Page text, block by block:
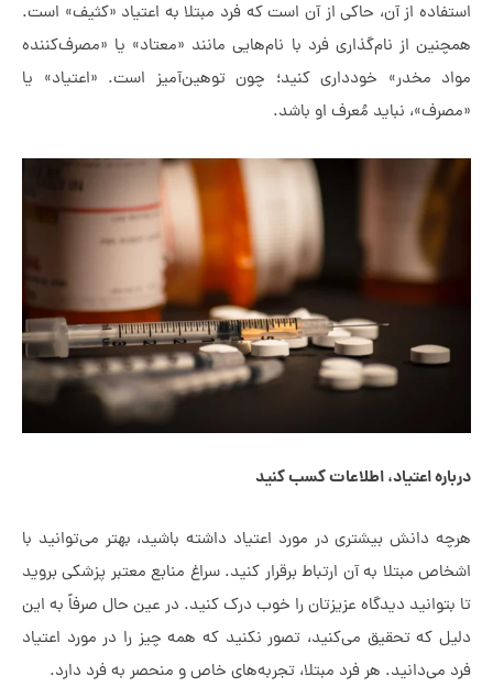
از آن، حاکی از آن است که فرد مبتلا به اعتیاد «کثیف» است.
از نام‌گذاری فرد با نام‌هایی مانند «معتاد» یا «مصرف‌کننده
مخدر» خودداری کنید؛ چون توهین‌آمیز است. «اعتیاد» یا
نباید مُعرف او باشد.
اعتیاد، اطلاعات کسب کنید
دانش بیشتری در مورد اعتیاد داشته باشید، بهتر می‌توانید با
مبتلا به آن ارتباط برقرار کنید. سراغ منابع معتبر پزشکی بروید
دیدگاه عزیزتان را خوب درک کنید. در عین حال صرفاً به این
که تحقیق می‌کنید، تصور نکنید که همه چیز را در مورد اعتیاد
می‌دانید. هر فرد مبتلا، تجربه‌های خاص و منحصر به فرد دارد.